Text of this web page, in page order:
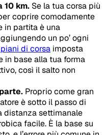
10 km. Se la tua corsa più
coprire comodamente
in partita è una
un po’ ogni
di corsa imposta
in base alla tua forma
così il salto non
Proprio come gran
è sotto il passo di
distanza settimanale
facile. È la base su